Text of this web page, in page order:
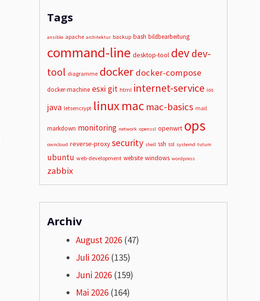
Tags
ansible apache architektur backup bash bildbearbeitung
command-line desktop-tool devdev-
tool diagramme docker docker-compose
docker-machine esxi git html internet-service ios
java letsencrypt linuxmac mac-basics mail
markdown monitoring network openssl openwrt ops
owncloud reverse-proxy security shell ssh ssl systemd tutum
ubuntu web-development website windows wordpress
zabbix
Archiv
August 2026(47)
Juli 2026(135)
Juni 2026(159)
Mai 2026(164)